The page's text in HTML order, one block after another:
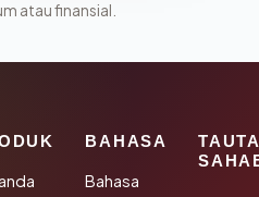
atau finansial.
BAHASA
Bahasa